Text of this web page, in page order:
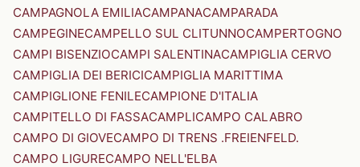
CAMPAGNOLA EMILIACAMPANACAMPARADA
CAMPEGINECAMPELLO SUL CLITUNNOCAMPERTOGNO
CAMPI BISENZIOCAMPI SALENTINACAMPIGLIA CERVO
CAMPIGLIA DEI BERICICAMPIGLIA MARITTIMA
CAMPIGLIONE FENILECAMPIONE D'ITALIA
CAMPITELLO DI FASSACAMPLICAMPO CALABRO
CAMPO DI GIOVECAMPO DI TRENS .FREIENFELD.
CAMPO LIGURECAMPO NELL'ELBA